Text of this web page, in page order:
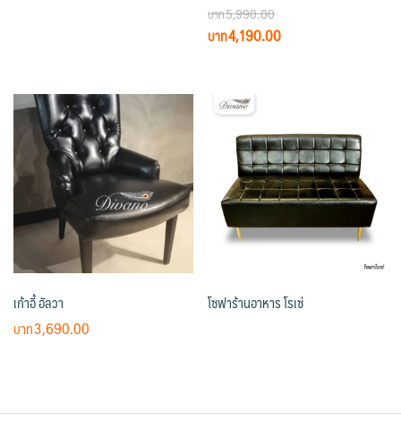
5,990.00
Original
฿5,990.00.
4,190.00Current
เก้าอี้ อัลวา
3,690.00
โซฟาร้านอาหาร โรเซ่